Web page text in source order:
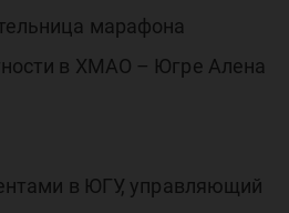
марафона
в ХМАО – Югре Алена
в ЮГУ, управляющий